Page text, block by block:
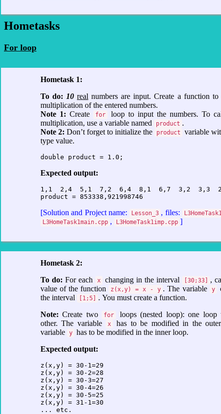
Hometasks
For loop
Hometask 1:
To do: 10 real numbers are input. Create a function to
multiplication of the entered numbers.
Note 1: Create for
loop to input the numbers. To
multiplication, use a variable named
product .
Note 2: Don’t forget to initialize the product
variable with a double
type value.
double product = 1.0;
Expected output:
1,1  2,4  5,1  7,2  6,4  8,1  6,7  3,2  3,3
product = 853338,921998746
[Solution and Project name: Lesson_3 , files:
L3HomeTask1main.cpp , L3HomeTask1imp.cpp ]
Hometask 2:
To do: For each x changing in the interval [30;33]
,
value of the function
z(x,y) = x - y . The variable y
the interval
[1;5]
. You must create a function.
Note: Create two for
loops (nested loop): one
other. The variable
x
has to be modified in the
variable y has to be modified in the inner loop.
Expected output:
z(x,y) = 30-1=29
z(x,y) = 30-2=28
z(x,y) = 30-3=27
z(x,y) = 30-4=26
z(x,y) = 30-5=25
z(x,y) = 31-1=30
... etc.